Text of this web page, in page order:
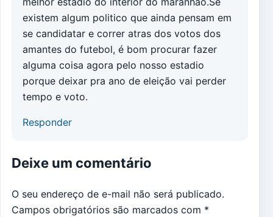
existem algum politico que ainda pensam em
se candidatar e correr atras dos votos dos
amantes do futebol, é bom procurar fazer
alguma coisa agora pelo nosso estadio
porque deixar pra ano de eleição vai perder
tempo e voto.
Responder
Deixe um comentário
O seu endereço de e-mail não será publicado.
Campos obrigatórios são marcados com *